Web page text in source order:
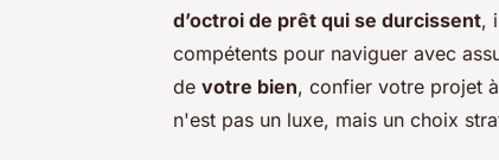
d’octroi de prêt qui se durcissent,
compétents pour naviguer avec
de votre bien, confier votre projet
n'est pas un luxe, mais un choix